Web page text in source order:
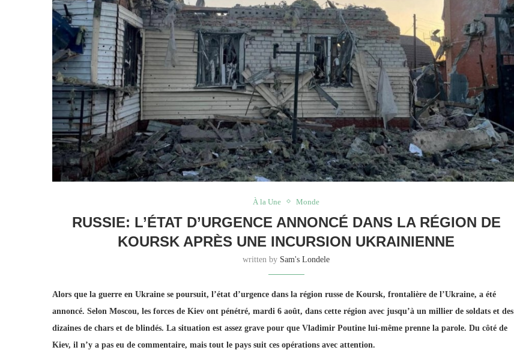
À la Une Monde
RUSSIE: L’ÉTAT D’URGENCE ANNONCÉ DANS LA RÉGION DE
KOURSK APRÈS UNE INCURSION UKRAINIENNE
written by Sam's Londele
Alors que la guerre en Ukraine se poursuit, l’état d’urgence dans la région russe de Koursk, frontalière de l’Ukraine, a été
annoncé. Selon Moscou, les forces de Kiev ont pénétré, mardi 6 août, dans cette région avec jusqu’à un millier de soldats et des
dizaines de chars et de blindés. La situation est assez grave pour que Vladimir Poutine lui-même prenne la parole. Du côté de
Kiev, il n’y a pas eu de commentaire, mais tout le pays suit ces opérations avec attention.